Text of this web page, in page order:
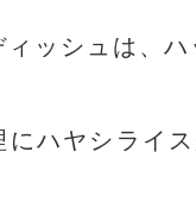
ッシュは、ハ
にハヤシライ